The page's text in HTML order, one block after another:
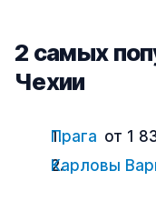
2 самых
Чехии
Прага от 1
Карловы